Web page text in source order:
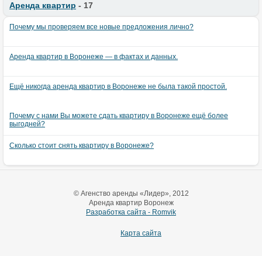
Аренда квартир - 17
Почему мы проверяем все новые предложения лично?
Аренда квартир в Воронеже — в фактах и данных.
Ещё никогда аренда квартир в Воронеже не была такой простой.
Почему с нами Вы можете сдать квартиру в Воронеже ещё более
выгодней?
Сколько стоит снять квартиру в Воронеже?
© Агенство аренды «Лидер», 2012
Аренда квартир Воронеж
Разработка сайта - Romvik
Карта сайта